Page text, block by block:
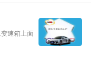
速箱上面